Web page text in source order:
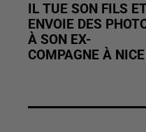
IL TUE SON FILS
ENVOIE DES
À SON EX-
COMPAGNE À NICE